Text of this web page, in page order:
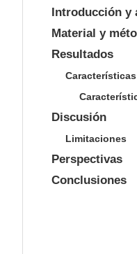
Introducción y
Material y
Resultados
Discusión
Limitaciones
Perspectivas
Conclusiones